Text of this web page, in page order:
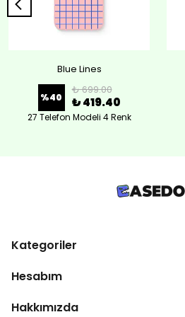
Blue Lines
%40
₺ 699.00
₺ 419.40
27 Telefon Modeli 4 Renk
Kategoriler
Hesabım
Hakkımızda